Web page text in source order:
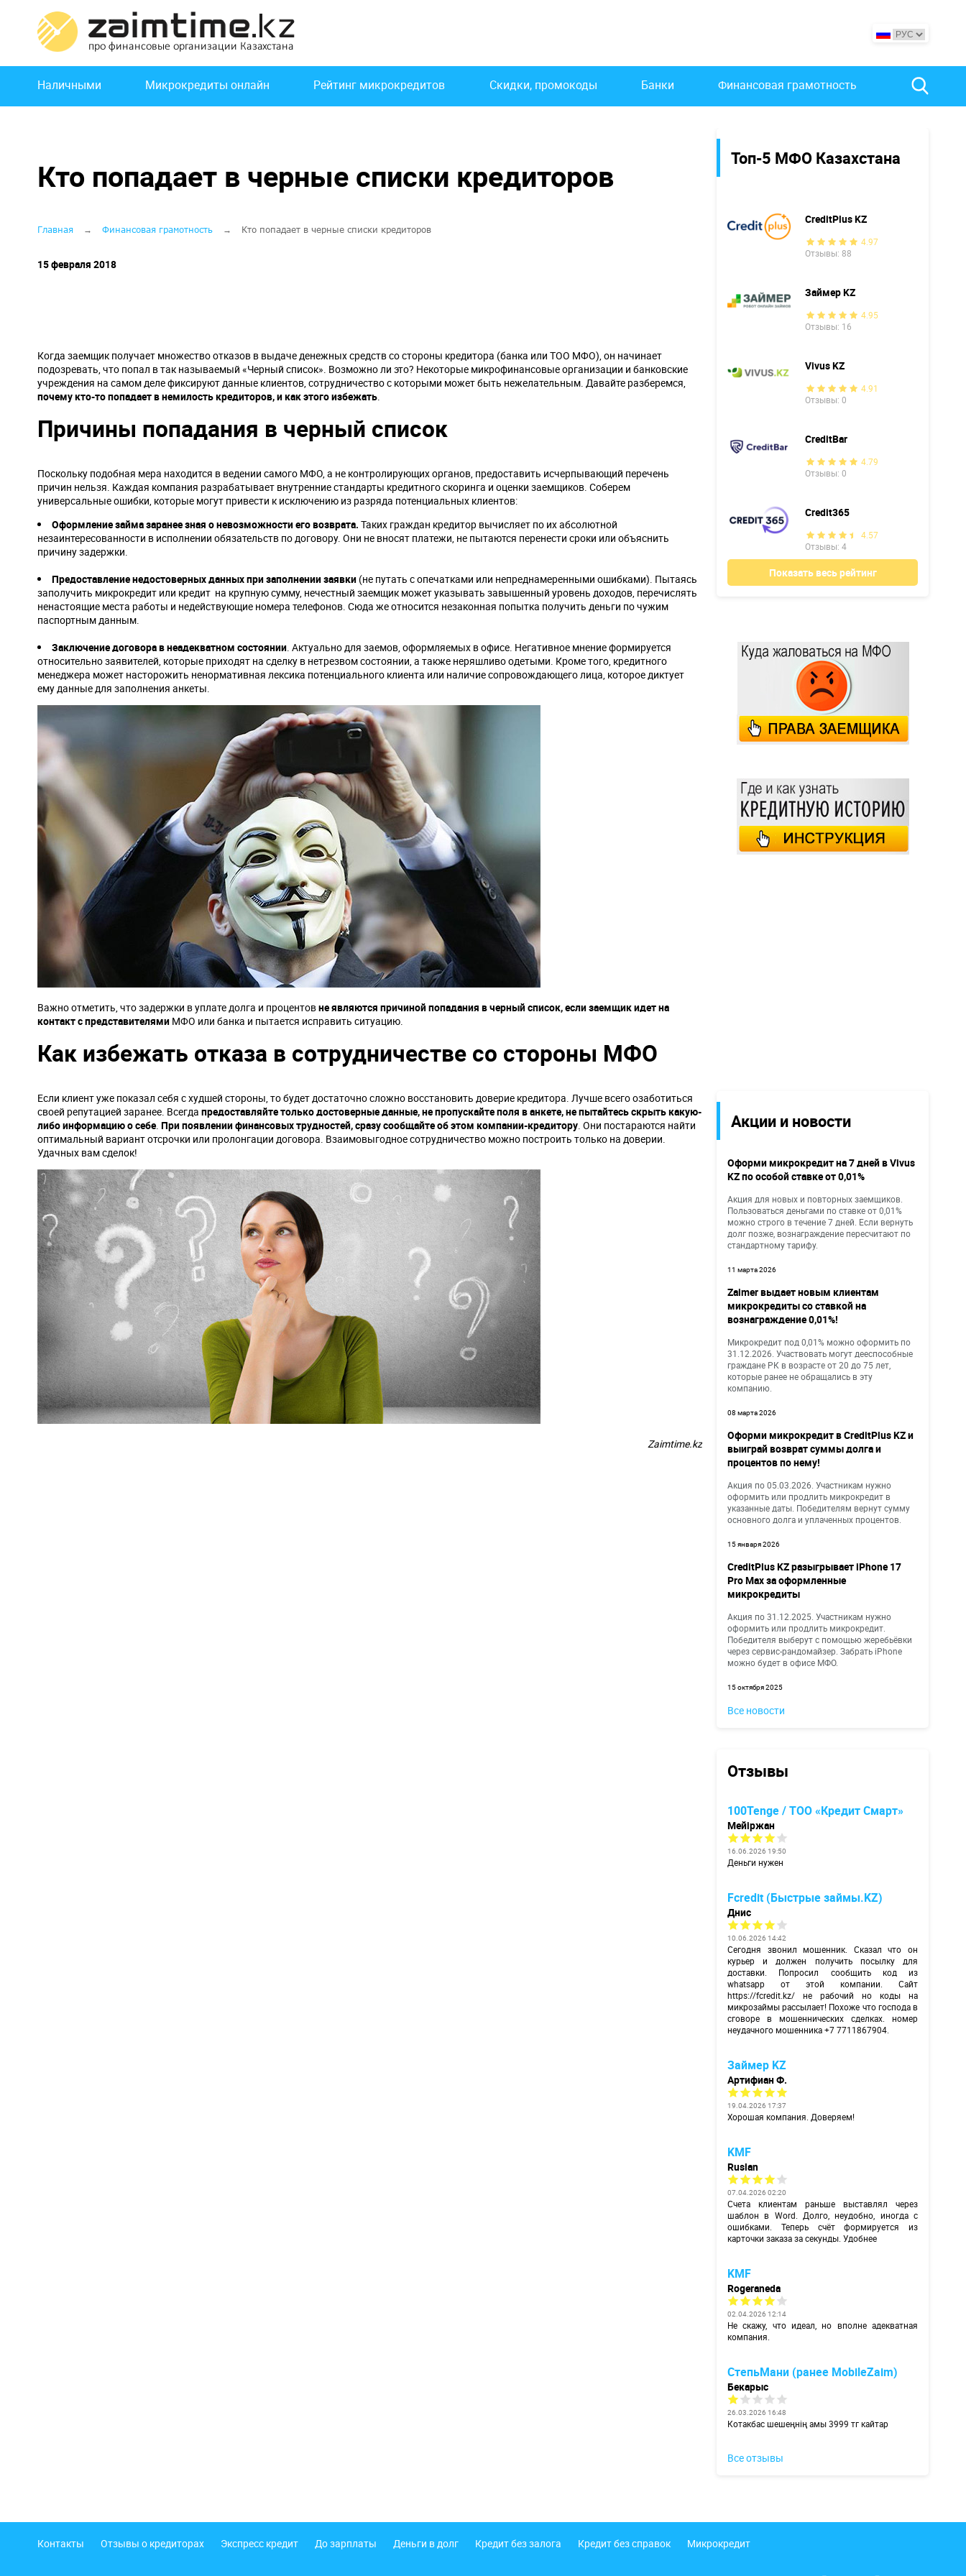
основному
содержанию
Основная
навигация
Наличными Микрокредиты онлайн Рейтинг микрокредитов Скидки, промокоды Банки Финансовая грамотность
Топ-5 МФО Казахстана
CreditPlus KZ
4.97
Отзывы: 88
Займер KZ
4.95
Отзывы: 16
Vivus KZ
4.91
Отзывы: 0
CreditBar
4.79
Отзывы: 0
Credit365
4.57
Отзывы: 4
Показать весь рейтинг
Акции и новости
Оформи микрокредит на 7 дней в Vivus
KZ по особой ставке от 0,01%
Акция для новых и повторных заемщиков.
Пользоваться деньгами по ставке от 0,01%
можно строго в течение 7 дней. Если вернуть
долг позже, вознаграждение пересчитают по
стандартному тарифу.
11 марта 2026
Zaimer выдает новым клиентам
микрокредиты со ставкой на
вознаграждение 0,01%!
Микрокредит под 0,01% можно оформить по
31.12.2026. Участвовать могут дееспособные
граждане РК в возрасте от 20 до 75 лет,
которые ранее не обращались в эту
компанию.
08 марта 2026
Оформи микрокредит в CreditPlus KZ и
выиграй возврат суммы долга и
процентов по нему!
Акция по 05.03.2026. Участникам нужно
оформить или продлить микрокредит в
указанные даты. Победителям вернут сумму
основного долга и уплаченных процентов.
15 января 2026
CreditPlus KZ разыгрывает iPhone 17
Pro Max за оформленные
микрокредиты
Акция по 31.12.2025. Участникам нужно
оформить или продлить микрокредит.
Победителя выберут с помощью жеребьёвки
через сервис-рандомайзер. Забрать iPhone
можно будет в офисе МФО.
15 октября 2025
Все новости
Отзывы
100Tenge / ТОО «Кредит Смарт»
Мейіржан
16.06.2026 19:50
Деньги нужен
Fcredit (Быстрые займы.KZ)
Днис
10.06.2026 14:42
Сегодня звонил мошенник. Сказал что он
курьер и должен получить посылку для
доставки. Попросил сообщить код из
whatsapp от этой компании. Сайт
https://fcredit.kz/ не рабочий но коды на
микрозаймы рассылает! Похоже что господа в
сговоре в мошеннических сделках. номер
неудачного мошенника +7 7711867904.
Займер KZ
Артифиан Ф.
19.04.2026 17:37
Хорошая компания. Доверяем!
KMF
Ruslan
07.04.2026 02:20
Счета клиентам раньше выставлял через
шаблон в Word. Долго, неудобно, иногда с
ошибками. Теперь счёт формируется из
карточки заказа за секунды. Удобнее
KMF
Rogeraneda
02.04.2026 12:14
Не скажу, что идеал, но вполне адекватная
компания.
СтепьМани (ранее MobileZaim)
Бекарыс
26.03.2026 16:48
Котакбас шешеңнің амы 3999 тг кайтар
Все отзывы
Кто попадает в черные списки кредиторов
Строка
навигации
Главная Финансовая грамотность Кто попадает в черные списки кредиторов
15 февраля 2018
Когда заемщик получает множество отказов в выдаче денежных средств со стороны кредитора (банка или ТОО МФО), он начинает
подозревать, что попал в так называемый «Черный список». Возможно ли это? Некоторые микрофинансовые организации и банковские
учреждения на самом деле фиксируют данные клиентов, сотрудничество с которыми может быть нежелательным. Давайте разберемся,
почему кто-то попадает в немилость кредиторов, и как этого избежать.
Причины попадания в черный список
Поскольку подобная мера находится в ведении самого МФО, а не контролирующих органов, предоставить исчерпывающий перечень
причин нельзя. Каждая компания разрабатывает внутренние стандарты кредитного скоринга и оценки заемщиков. Соберем
универсальные ошибки, которые могут привести к исключению из разряда потенциальных клиентов:
Оформление займа заранее зная о невозможности его возврата. Таких граждан кредитор вычисляет по их абсолютной
незаинтересованности в исполнении обязательств по договору. Они не вносят платежи, не пытаются перенести сроки или объяснить
причину задержки.
Предоставление недостоверных данных при заполнении заявки (не путать с опечатками или непреднамеренными ошибками). Пытаясь
заполучить микрокредит или кредит на крупную сумму, нечестный заемщик может указывать завышенный уровень доходов, перечислять
ненастоящие места работы и недействующие номера телефонов. Сюда же относится незаконная попытка получить деньги по чужим
паспортным данным.
Заключение договора в неадекватном состоянии. Актуально для заемов, оформляемых в офисе. Негативное мнение формируется
относительно заявителей, которые приходят на сделку в нетрезвом состоянии, а также неряшливо одетыми. Кроме того, кредитного
менеджера может насторожить ненормативная лексика потенциального клиента или наличие сопровождающего лица, которое диктует
ему данные для заполнения анкеты.
Важно отметить, что задержки в уплате долга и процентовне являются причиной попадания в черный список, если заемщик идет на
контакт с представителями МФО или банка и пытается исправить ситуацию.
Как избежать отказа в сотрудничестве со стороны МФО
Если клиент уже показал себя с худшей стороны, то будет достаточно сложно восстановить доверие кредитора. Лучше всего озаботиться
своей репутацией заранее. Всегда предоставляйте только достоверные данные, не пропускайте поля в анкете, не пытайтесь скрыть какую-
либо информацию о себе. При появлении финансовых трудностей, сразу сообщайте об этом компании-кредитору. Они постараются найти
оптимальный вариант отсрочки или пролонгации договора. Взаимовыгодное сотрудничество можно построить только на доверии.
Удачных вам сделок!
Zaimtime.kz
Подвал
Контакты Отзывы о кредиторах Экспресс кредит До зарплаты Деньги в долг Кредит без залога Кредит без справок Микрокредит